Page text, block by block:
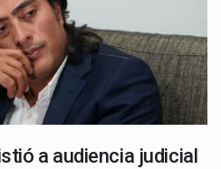
a audiencia judicial